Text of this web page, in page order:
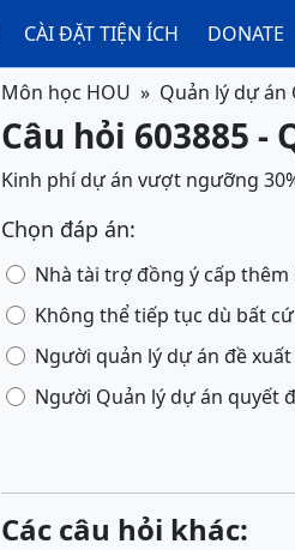
CÀI ĐẶT TIỆN ÍCH DONATE
Môn học HOU Quản lý dự án
Câu hỏi 603885 -
Kinh phí dự án vượt ngưỡng
Chọn đáp án:
Nhà tài trợ đồng ý cấp
Không thể tiếp tục dù bất
Người quản lý dự án đề
Người Quản lý dự án quyết
Các câu hỏi khác: